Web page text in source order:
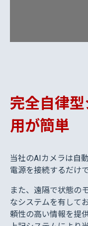
完全自律
用が簡単
当社のAIカメラは自
電源を接続するだけ
また、遠隔で状態の
なシステムを有して
頼性の高い情報を提